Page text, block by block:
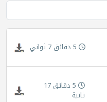
5 دقائق 7 ثواني
5 دقائق 17
ثانية